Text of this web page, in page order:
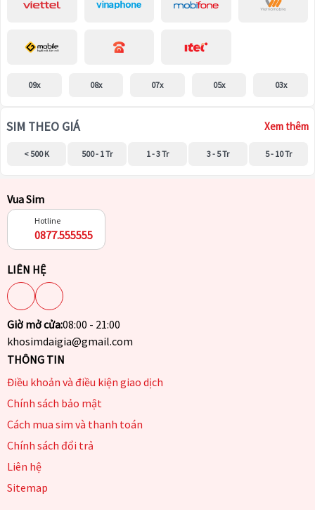
09x 08x 07x 05x 03x
SIM THEO GIÁ Xem thêm
< 500 K 500 - 1 Tr 1 - 3 Tr 3 - 5 Tr 5 - 10 Tr
Vua Sim
Hotline
0877.555555
LIÊN HỆ
Giờ mở cửa:08:00 - 21:00
khosimdaigia@gmail.com
THÔNG TIN
Điều khoản và điều kiện giao dịch
Chính sách bảo mật
Cách mua sim và thanh toán
Chính sách đổi trả
Liên hệ
Sitemap